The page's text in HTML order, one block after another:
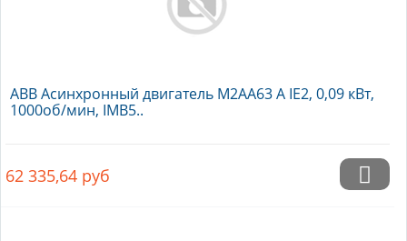
ABB Асинхронный двигатель M2AA63 A IE2, 0,09 кВт,
1000об/мин, IMB5..
62 335,64 руб